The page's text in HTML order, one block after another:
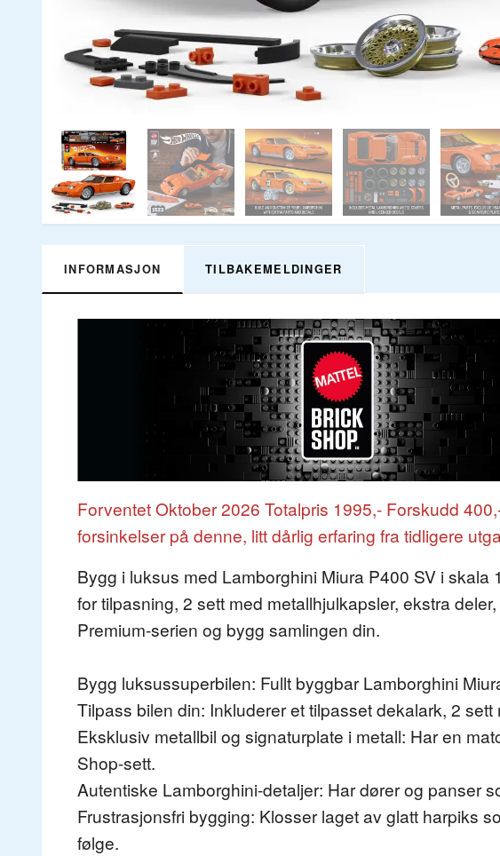
INFORMASJON TILBAKEMELDINGER
Forventet Oktober2026 Totalpris 1995,- Forskudd
forsinkelser på denne, litt dårlig erfaring fra tidligere
Bygg i luksus med Lamborghini Miura P400 SV i
for tilpasning, 2 sett med metallhjulkapsler, ekstra
Premium-serien og bygg samlingen din.
Bygg luksussuperbilen: Fullt byggbar Lamborghini
Tilpass bilen din: Inkluderer et tilpasset dekalark, 2
Eksklusiv metallbil og signaturplate i metall: Har en
Shop-sett.
Autentiske Lamborghini-detaljer: Har dører og panser
Frustrasjonsfri bygging: Klosser laget av glatt harpiks
følge.